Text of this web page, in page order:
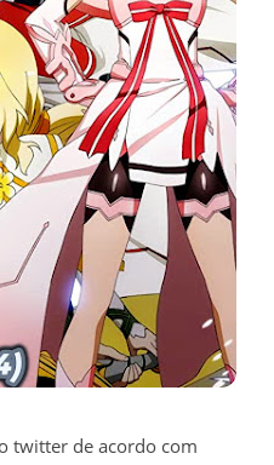
twitter de acordo com